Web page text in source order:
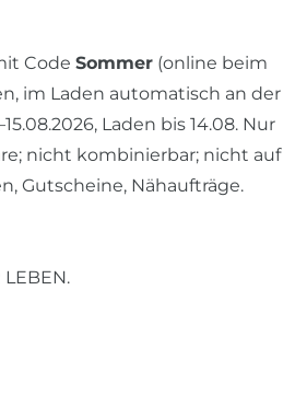
Code Sommer (online beim
im Laden automatisch an der
Laden bis 14.08. Nur
nicht kombinierbar; nicht auf
Gutscheine, Nähaufträge.